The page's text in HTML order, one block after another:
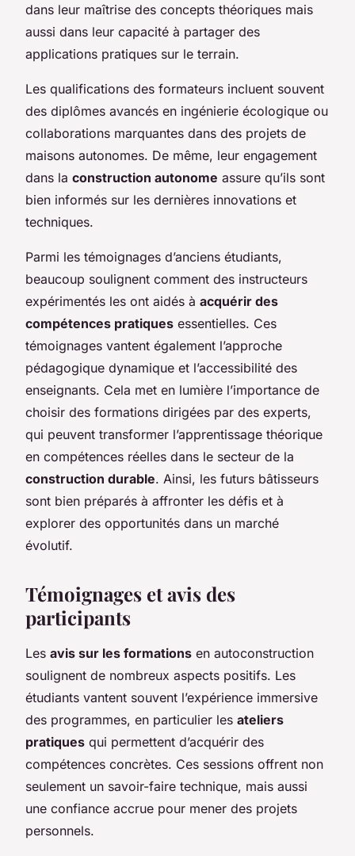
dans leur maîtrise des concepts théoriques mais
aussi dans leur capacité à partager des
applications pratiques sur le terrain.
Les qualifications des formateurs incluent souvent
des diplômes avancés en ingénierie écologique ou
collaborations marquantes dans des projets de
maisons autonomes. De même, leur engagement
dans la construction autonome assure qu’ils sont
bien informés sur les dernières innovations et
techniques.
Parmi les témoignages d’anciens étudiants,
beaucoup soulignent comment des instructeurs
expérimentés les ont aidés à acquérir des
compétences pratiques essentielles. Ces
témoignages vantent également l’approche
pédagogique dynamique et l’accessibilité des
enseignants. Cela met en lumière l’importance de
choisir des formations dirigées par des experts,
qui peuvent transformer l’apprentissage théorique
en compétences réelles dans le secteur de la
construction durable. Ainsi, les futurs bâtisseurs
sont bien préparés à affronter les défis et à
explorer des opportunités dans un marché
évolutif.
Témoignages et avis des
participants
Les avis sur les formations en autoconstruction
soulignent de nombreux aspects positifs. Les
étudiants vantent souvent l’expérience immersive
des programmes, en particulier les ateliers
pratiques qui permettent d’acquérir des
compétences concrètes. Ces sessions offrent non
seulement un savoir-faire technique, mais aussi
une confiance accrue pour mener des projets
personnels.